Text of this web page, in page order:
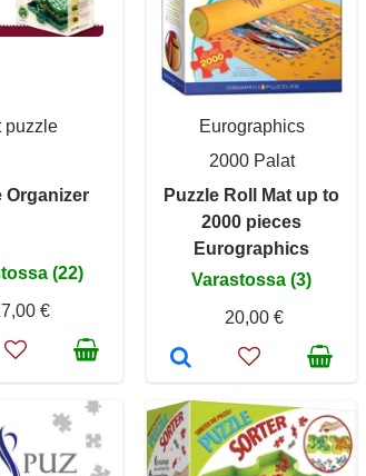
puzzle
Organizer
(22)
€
Eurographics
2000 Palat
Puzzle Roll Mat up to
2000 pieces
Eurographics
Varastossa (3)
20,00 €